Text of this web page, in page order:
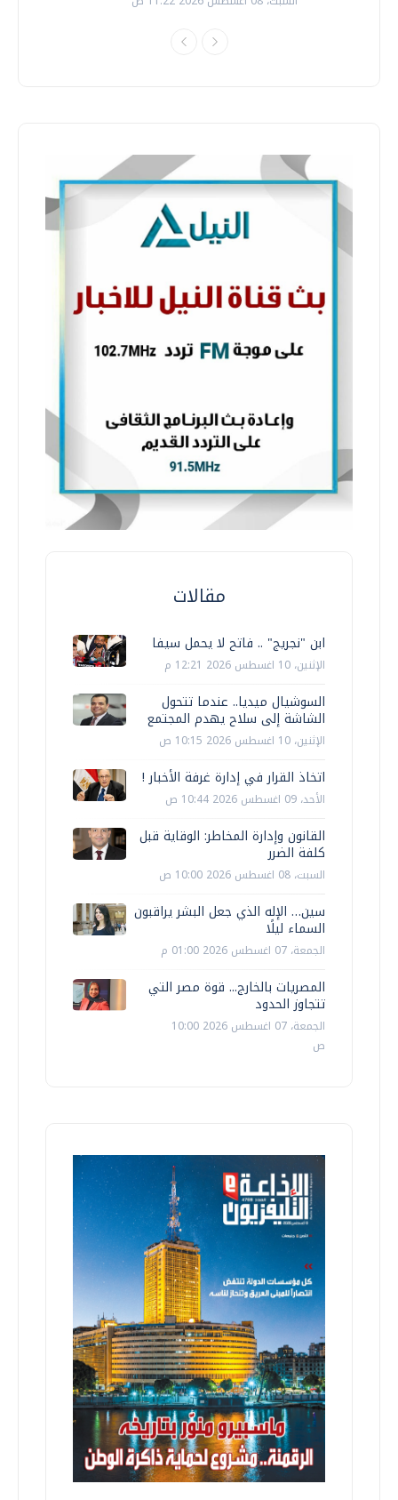
مقالات
ابن "نجريج" .. فاتح لا يحمل سيفا
الإثنين، 10 اغسطس 2026 12:21 م
السوشيال ميديا.. عندما تتحول
الشاشة إلى سلاح يهدم المجتمع
الإثنين، 10 اغسطس 2026 10:15 ص
اتخاذ القرار في إدارة غرفة الأخبار !
الأحد، 09 اغسطس 2026 10:44 ص
القانون وإدارة المخاطر: الوقاية قبل
كلفة الضرر
السبت، 08 اغسطس 2026 10:00 ص
سين… الإله الذي جعل البشر يراقبون
السماء ليلًا
الجمعة، 07 اغسطس 2026 01:00 م
المصريات بالخارج... قوة مصر التي
تتجاوز الحدود
الجمعة، 07 اغسطس 2026 10:00
ص